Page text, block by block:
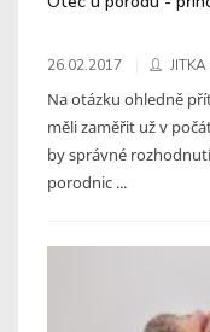
26.02.2017
Na otázku ohledně
měli zaměřit už v
by správné
porodnic ...